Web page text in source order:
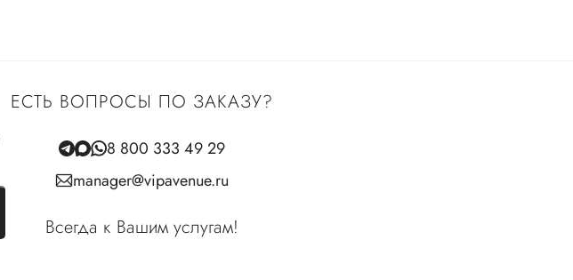
ЕСТЬ ВОПРОСЫ ПО ЗАКАЗУ?
8 800 333 49 29
manager@vipavenue.ru
Всегда к Вашим услугам!